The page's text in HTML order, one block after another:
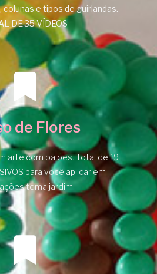
e tipos de guirlandas.
DE 35 VÍDEOS
de Flores
arte com balões. Total de 19
para você aplicar em
tema jardim.